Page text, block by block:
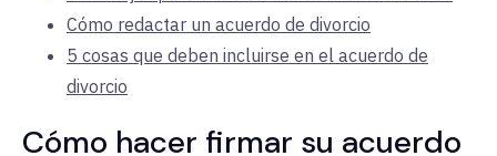
Cómo redactar un acuerdo de divorcio
5 cosas que deben incluirse en el acuerdo de
divorcio
Cómo hacer firmar su acuerdo